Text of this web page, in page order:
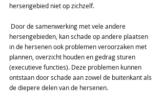
hersengebied niet op zichzelf.
hersengebieden, kan schade op andere plaatsen
in de hersenen ook problemen veroorzaken met
plannen, overzicht houden en gedrag sturen
(executieve functies). Deze problemen kunnen
ontstaan door schade aan zowel de buitenkant als
de diepere delen van de hersenen.